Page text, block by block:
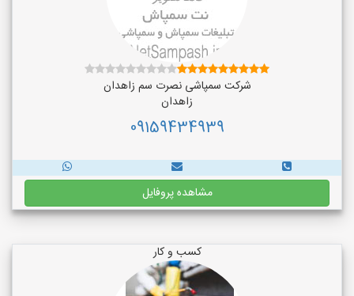
شرکت سمپاشی نصرت سم زاهدان
زاهدان
09159434939
مشاهده پروفایل
کسب و کار